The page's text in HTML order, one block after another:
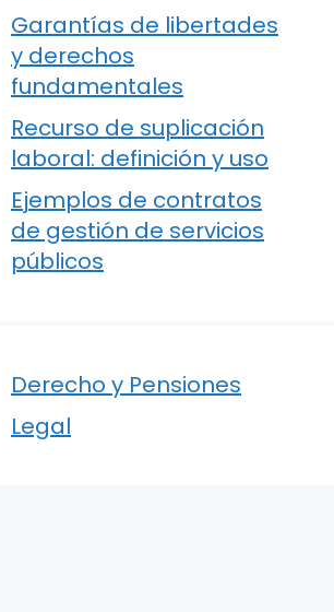
Garantías de libertades
y derechos
fundamentales
Recurso de suplicación
laboral: definición y uso
Ejemplos de contratos
de gestión de servicios
públicos
Derecho y Pensiones
Legal